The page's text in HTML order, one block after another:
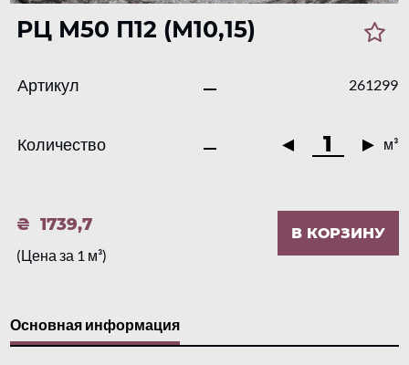
РЦ М50 П12 (М10,15)
Артикул 261299
Количество м³
1739,7
(Цена за 1 м³)
В КОРЗИНУ
Основная информация